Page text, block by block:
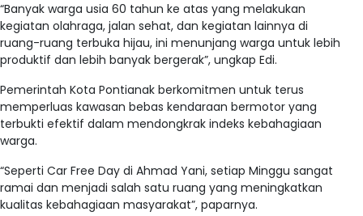
“Banyak warga usia 60 tahun ke atas yang melakukan
kegiatan olahraga, jalan sehat, dan kegiatan lainnya di
ruang-ruang terbuka hijau, ini menunjang warga untuk lebih
produktif dan lebih banyak bergerak”, ungkap Edi.
Pemerintah Kota Pontianak berkomitmen untuk terus
memperluas kawasan bebas kendaraan bermotor yang
terbukti efektif dalam mendongkrak indeks kebahagiaan
warga.
“Seperti Car Free Day di Ahmad Yani, setiap Minggu sangat
ramai dan menjadi salah satu ruang yang meningkatkan
kualitas kebahagiaan masyarakat”, paparnya.